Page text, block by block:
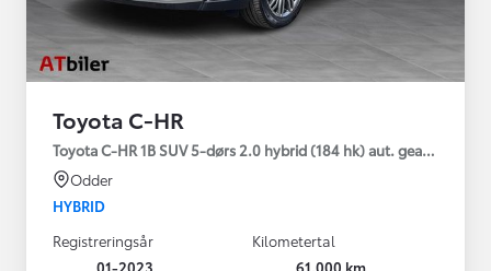
Toyota C-HR
Toyota C-HR 1B SUV 5-dørs 2.0 hybrid (184 hk) aut. gear C-HIC
Odder
HYBRID
Registreringsår
01-2023
Kilometertal
61.000 km